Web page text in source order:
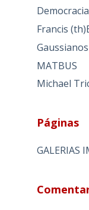
Francis
Gaussianos
MATBUS
Michael
Páginas
GALERIAS